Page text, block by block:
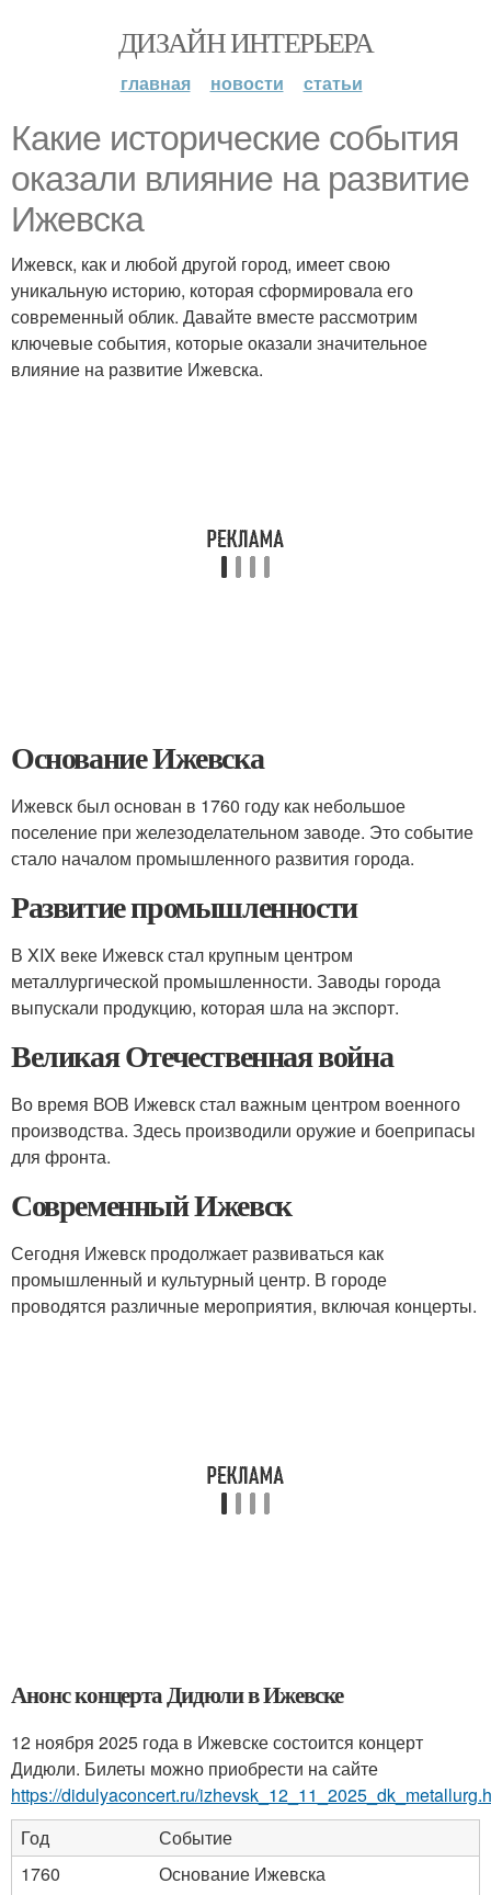
ДИЗАЙН ИНТЕРЬЕРА
главная новости статьи
Какие исторические события
оказали влияние на развитие
Ижевска
Ижевск, как и любой другой город, имеет свою
уникальную историю, которая сформировала его
современный облик. Давайте вместе рассмотрим
ключевые события, которые оказали значительное
влияние на развитие Ижевска.
Основание Ижевска
Ижевск был основан в 1760 году как небольшое
поселение при железоделательном заводе. Это событие
стало началом промышленного развития города.
Развитие промышленности
В XIX веке Ижевск стал крупным центром
металлургической промышленности. Заводы города
выпускали продукцию, которая шла на экспорт.
Великая Отечественная война
Во время ВОВ Ижевск стал важным центром военного
производства. Здесь производили оружие и боеприпасы
для фронта.
Современный Ижевск
Сегодня Ижевск продолжает развиваться как
промышленный и культурный центр. В городе
проводятся различные мероприятия, включая концерты.
Анонс концерта Дидюли в Ижевске
12 ноября 2025 года в Ижевске состоится концерт
Дидюли. Билеты можно приобрести на сайте
https://didulyaconcert.ru/
Год
Событие
1760
Основание Ижевска